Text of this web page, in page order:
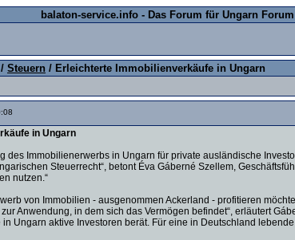
balaton-service.info - Das Forum für Ungarn Forum
/ Steuern / Erleichterte Immobilienverkäufe in Ungarn
in Ungarn
des Immobilienerwerbs in Ungarn für private ausländische
Steuerrecht“, betont Éva Gáberné Szellem,
nutzen.“
von Immobilien - ausgenommen Ackerland - profitieren
Anwendung, in dem sich das Vermögen befindet“, erläutert
Ungarn aktive Investoren berät. Für eine in Deutschland